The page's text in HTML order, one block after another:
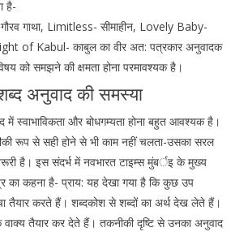
है-
गाथा, Limitless- सीमाहीन, Lovely Baby-
of Kabul- काबुल का वीर अत: पत्रकार अनुवादक
को समझने की क्षमता होना परमावश्यक है।
अनुवाद की समस्या
में स्वाभाविकता और बोधगम्यता होना बहुत आवश्यक है।
रूप से सही होने से भी काम नहीं चलता-उसका सरल
है। इस संदर्भ में नवभारत टाइम्स मुंबर्इ के मुख्य
का कहना है- प्राय: यह देखा गया है कि कुछ उप
तैयार करते हैं। शब्दकोश से शब्दों का अर्थ देख लेते हैं।
तैयार कर देते हैं। तकनीकी दृष्टि से उनका अनुवाद